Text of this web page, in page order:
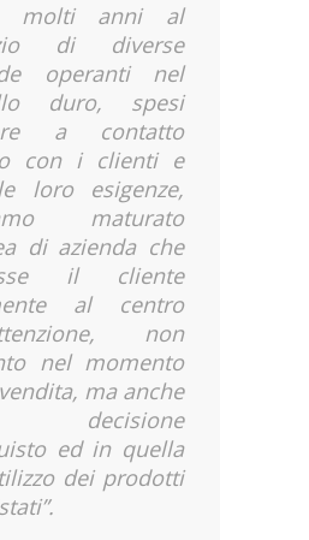
molti anni al
di diverse
operanti nel
duro, spesi
a contatto
con i clienti e
loro esigenze,
maturato
di azienda che
il cliente
al centro
non
nel momento
ma anche
decisione
ed in quella
dei prodotti